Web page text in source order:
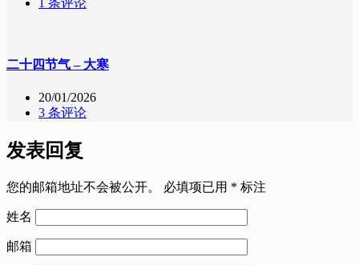
1 条评论
二十四节气 – 大寒
20/01/2026
3 条评论
发表回复
您的邮箱地址不会被公开。 必填项已用 * 标注
姓名
邮箱